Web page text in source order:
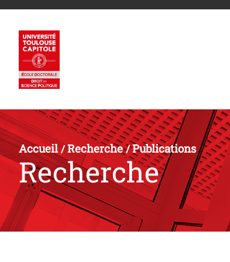
Accueil/Recherche/Publications
Recherche